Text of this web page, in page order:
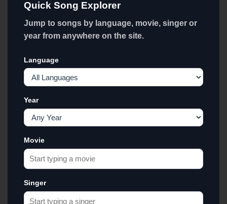
Quick Song Explorer
Jump to songs by language, movie, singer or
year from anywhere on the site.
Language
Year
Movie
Singer